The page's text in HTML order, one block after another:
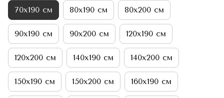
70х190 см 80х190 см 80х200 см
90х190 см 90х200 см 120х190 см
120х200 см 140х190 см 140х200 см
150х190 см 150х200 см 160х190 см